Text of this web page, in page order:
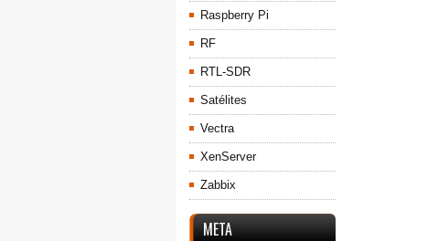
Raspberry Pi
RF
RTL-SDR
Satélites
Vectra
XenServer
Zabbix
META